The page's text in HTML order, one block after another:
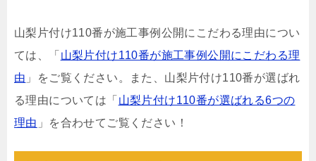
山梨片付け110番が施工事例公開にこだわる理由につい
ては、「 山梨片付け110番が施工事例公開にこだわる理
由 」をご覧ください。また、山梨片付け110番が選ばれ
る理由については「 山梨片付け110番が選ばれる6つの
理由 」を合わせてご覧ください！